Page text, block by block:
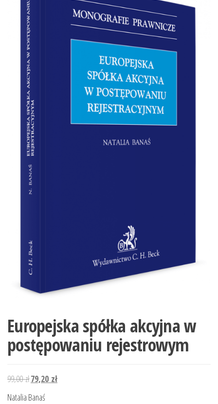
Europejska spółka akcyjna w
postępowaniu rejestrowym
99,00złPierwotna
cena
79,20 złAktualna
Natalia Banaś